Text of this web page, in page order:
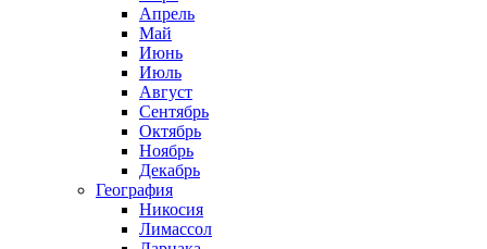
Апрель
Май
Июнь
Июль
Август
Сентябрь
Октябрь
Ноябрь
Декабрь
География
Никосия
Лимассол